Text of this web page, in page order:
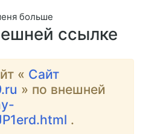
ссылке
больше
« Сайт
» по внешней
.